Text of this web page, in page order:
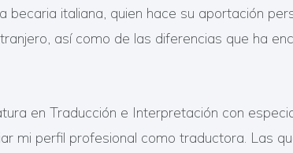
becaria italiana, quien hace su aportación
así como de las diferencias que ha
en Traducción e Interpretación con
mi perfil profesional como traductora. Las